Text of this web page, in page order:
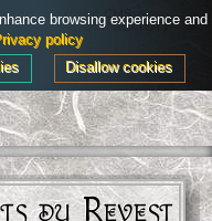
du Revest
Connexion
byAdHoc CMS
browsing experience and
policy
Disallow cookies